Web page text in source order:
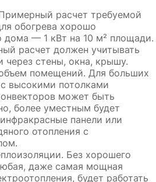
расчет требуемой
обогрева хорошо
дома — 1 кВт на 10 м² площади.
расчет должен учитывать
через стены, окна, крышу.
помещений. Для больших
высокими потолками
может быть
более уместным будет
панели или
отопления с
Без хорошего
даже самая мощная
будет работать